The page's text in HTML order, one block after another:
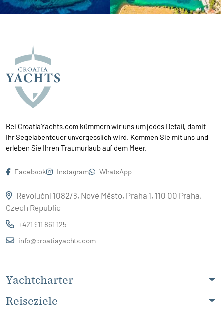
Bei CroatiaYachts.com kümmern wir uns um jedes Detail, damit
Ihr Segelabenteuer unvergesslich wird. Kommen Sie mit uns und
erleben Sie Ihren Traumurlaub auf dem Meer.
Facebook Instagram WhatsApp
Revoluční 1082/8, Nové Město, Praha 1, 110 00 Praha,
Czech Republic
+421 911 861 125
info@croatiayachts.com
Yachtcharter
Reiseziele